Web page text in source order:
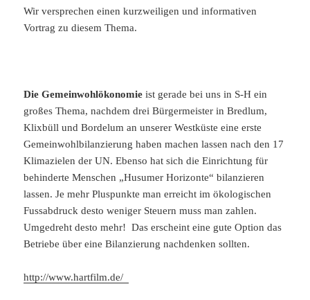
Wir versprechen einen kurzweiligen und informativen
Vortrag zu diesem Thema.
Die Gemeinwohlökonomie ist gerade bei uns in S-H ein
großes Thema, nachdem drei Bürgermeister in Bredlum,
Klixbüll und Bordelum an unserer Westküste eine erste
Gemeinwohlbilanzierung haben machen lassen nach den 17
Klimazielen der UN. Ebenso hat sich die Einrichtung für
behinderte Menschen „Husumer Horizonte“ bilanzieren
lassen. Je mehr Pluspunkte man erreicht im ökologischen
Fussabdruck desto weniger Steuern muss man zahlen.
Umgedreht desto mehr! Das erscheint eine gute Option das
Betriebe über eine Bilanzierung nachdenken sollten.
http://www.hartfilm.de/